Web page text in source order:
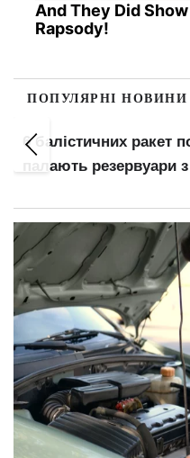
And They Did
Rapsody!
ПОПУЛЯРНІ НОВИНИ
6 балістичних ракет
палають резервуари